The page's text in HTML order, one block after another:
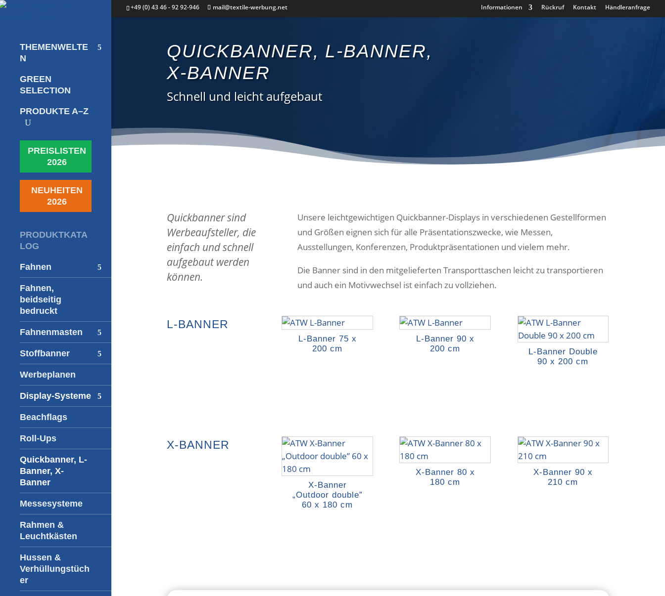
+49 (0) 43 46 - 92 92-946 mail@textile-werbung.net Informationen Rückruf Kontakt Händleranfrage
THEMENWELTE
N
GREEN
SELECTION
PRODUKTE A–Z
U
PREISLISTEN
2026
NEUHEITEN
2026
PRODUKTKATA
LOG
Fahnen
Fahnen,
beidseitig
bedruckt
Fahnenmasten
Stoffbanner
Werbeplanen
Display-Systeme
Beachflags
Roll-Ups
Quickbanner, L-
Banner, X-
Banner
Messesysteme
Rahmen &
Leuchtkästen
Hussen &
Verhüllungstüch
er
QUICKBANNER, L-BANNER,
X-BANNER
Schnell und leicht aufgebaut
Quickbanner sind
Werbeaufsteller, die
einfach und schnell
aufgebaut werden
können.
Unsere leichtgewichtigen Quickbanner-Displays in verschiedenen Gestellformen
und Größen eignen sich für alle Präsentationszwecke, wie Messen,
Ausstellungen, Konferenzen, Produktpräsentationen und vielem mehr.
Die Banner sind in den mitgelieferten Transporttaschen leicht zu transportieren
und auch ein Motivwechsel ist einfach zu vollziehen.
L-BANNER
L-Banner 75 x
200 cm
L-Banner 90 x
200 cm
L-Banner Double
90 x 200 cm
X-BANNER
X-Banner
„Outdoor double”
60 x 180 cm
X-Banner 80 x
180 cm
X-Banner 90 x
210 cm